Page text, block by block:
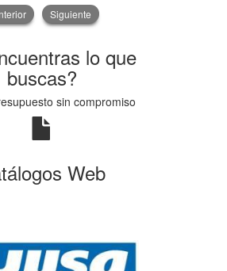
Siguiente
lo que
buscas?
sin compromiso
Web